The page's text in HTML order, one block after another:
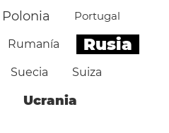
Polonia Portugal
Rumanía Rusia
Suecia Suiza
Ucrania